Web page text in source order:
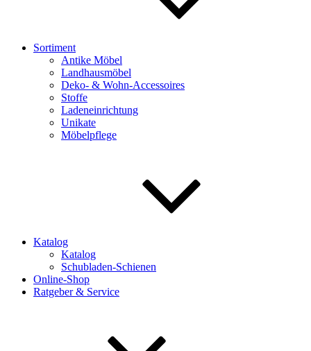
Sortiment
Antike Möbel
Landhausmöbel
Deko- & Wohn-Accessoires
Stoffe
Ladeneinrichtung
Unikate
Möbelpflege
Katalog
Katalog
Schubladen-Schienen
Online-Shop
Ratgeber & Service